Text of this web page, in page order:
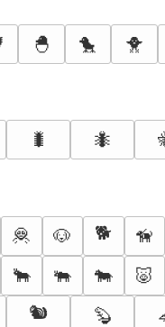
🐣 🐤 🐥
🐛 🐜
🦧 🐶 🐕 🦮
🐂 🐃 🐄 🐷
🐿️ 🦫